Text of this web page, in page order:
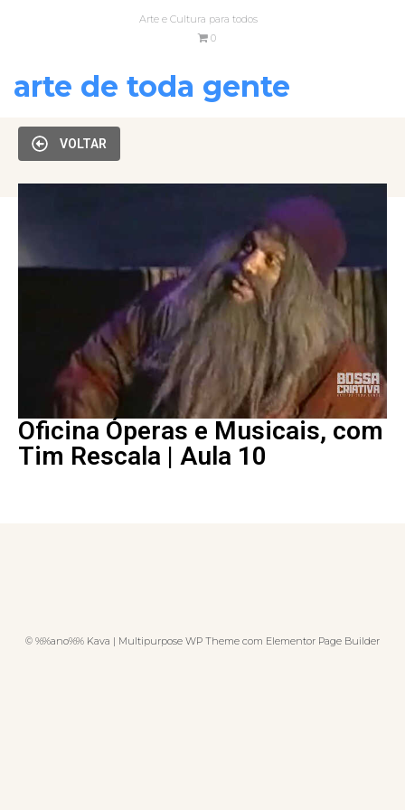
Arte e Cultura para todos
0
arte de toda gente
VOLTAR
Oficina Óperas e Musicais, com
Tim Rescala | Aula 10
© %%ano%% Kava | Multipurpose WP Theme com Elementor Page Builder